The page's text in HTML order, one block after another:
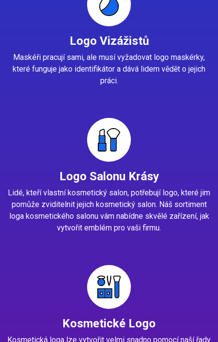
Logo Vizážistů
Maskéři pracují sami, ale musí vyžadovat logo maskérky,
které funguje jako identifikátor a dává lidem vědět o jejich
práci.
Logo Salonu Krásy
Lidé, kteří vlastní kosmetický salon, potřebují logo, které jim
pomůže zviditelnit jejich kosmetický salon. Náš sortiment
loga kosmetického salonu vám nabídne skvělé zařízení, jak
vytvořit emblém pro vaši firmu.
Kosmetické Logo
Kosmetická loga lze vytvořit velmi snadno pomocí naší řady